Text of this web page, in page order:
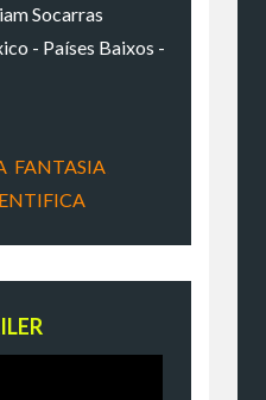
Socarras
- Países Baixos -
FANTASIA